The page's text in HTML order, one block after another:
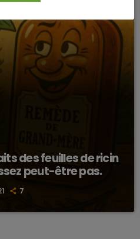
des feuilles de ricin
peut-être pas.
7